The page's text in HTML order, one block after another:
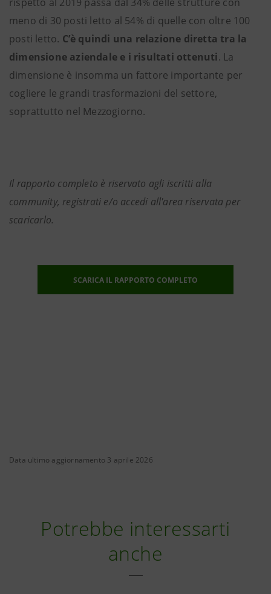
meno di 30 posti letto al 54% di quelle con oltre 100
posti letto. C’è quindi una relazione diretta tra la
dimensione aziendale e i risultati ottenuti. La
dimensione è insomma un fattore importante per
cogliere le grandi trasformazioni del settore,
soprattutto nel Mezzogiorno.
Il rapporto completo è riservato agli iscritti alla
community, registrati e/o accedi all'area riservata per
scaricarlo.
SCARICA IL RAPPORTO COMPLETO
Data ultimo aggiornamento 3 aprile 2026
Potrebbe interessarti
anche